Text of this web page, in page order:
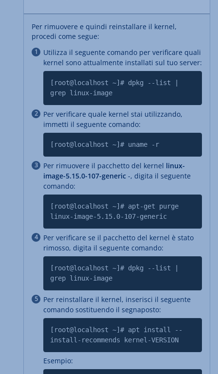
Per rimuovere e quindi reinstallare il kernel,
procedi come segue:
Utilizza il seguente comando per verificare quali
kernel sono attualmente installati sul tuo server:
[root@localhost ~]# dpkg --list |
grep linux-image
Per verificare quale kernel stai utilizzando,
immetti il seguente comando:
[root@localhost ~]# uname -r
Per rimuovere il pacchetto del kernel linux-
image-5.15.0-107-generic -, digita il seguente
comando:
[root@localhost ~]# apt-get purge
linux-image-5.15.0-107-generic
Per verificare se il pacchetto del kernel è stato
rimosso, digita il seguente comando:
[root@localhost ~]# dpkg --list |
grep linux-image
Per reinstallare il kernel, inserisci il seguente
comando sostituendo il segnaposto:
[root@localhost ~]# apt install --
install-recommends kernel-VERSION
Esempio: